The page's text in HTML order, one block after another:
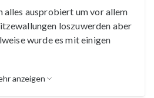
alles ausprobiert um vor allem
loszuwerden aber
wurde es mit einigen
anzeigen